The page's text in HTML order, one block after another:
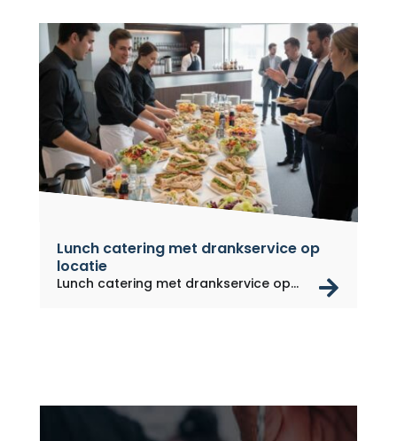
Lunch catering met drankservice op
locatie
Lunch catering met drankservice op...